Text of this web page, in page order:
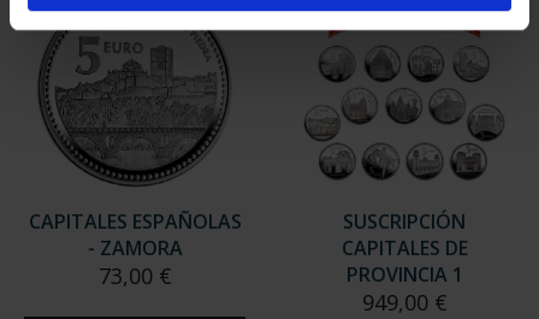
CAPITALES ESPAÑOLAS
- ZAMORA
73,00 €
SUSCRIPCIÓN
CAPITALES DE
PROVINCIA 1
949,00 €